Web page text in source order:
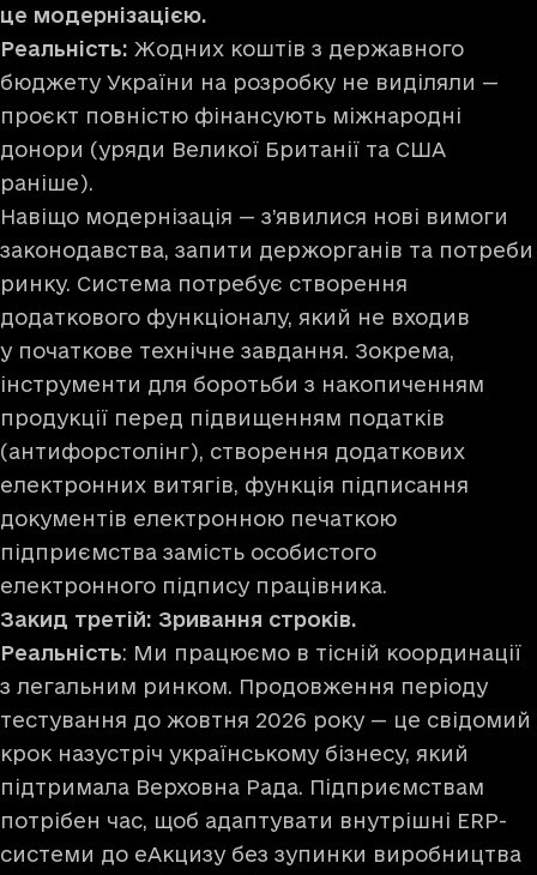
це модернізацією.
Реальність: Жодних коштів з державного
бюджету України на розробку не виділяли —
проєкт повністю фінансують міжнародні
донори (уряди Великої Британії та США
раніше).
Навіщо модернізація — з’явилися нові вимоги
законодавства, запити держорганів та потреби
ринку. Система потребує створення
додаткового функціоналу, який не входив
у початкове технічне завдання. Зокрема,
інструменти для боротьби з накопиченням
продукції перед підвищенням податків
(антифорстолінг), створення додаткових
електронних витягів, функція підписання
документів електронною печаткою
підприємства замість особистого
електронного підпису працівника.
Закид третій: Зривання строків.
Реальність: Ми працюємо в тісній координації
з легальним ринком. Продовження періоду
тестування до жовтня 2026 року — це свідомий
крок назустріч українському бізнесу, який
підтримала Верховна Рада. Підприємствам
потрібен час, щоб адаптувати внутрішні ERP-
системи до еАкцизу без зупинки виробництва